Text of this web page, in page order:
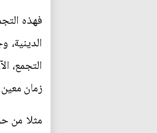
فهذه
التجمع،
زمان
مثلا من